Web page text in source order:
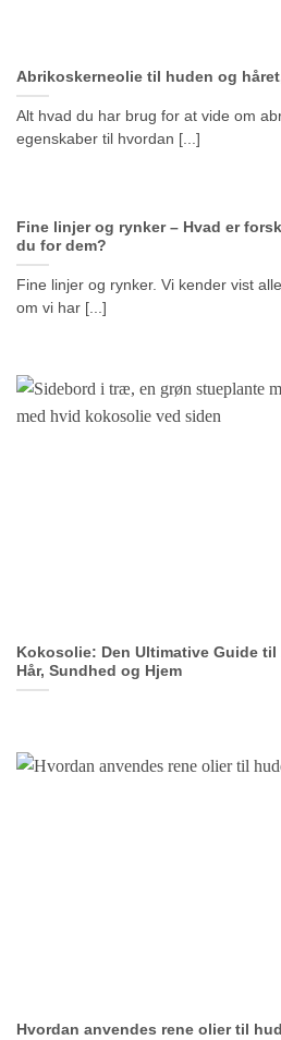
Abrikoskerneolie til huden og
Alt hvad du har brug for at vide om
egenskaber til hvordan [...]
Fine linjer og rynker – Hvad er
du for dem?
Fine linjer og rynker. Vi kender vist
om vi har [...]
Kokosolie: Den Ultimative Guide
Hår, Sundhed og Hjem
Hvordan anvendes rene olier til